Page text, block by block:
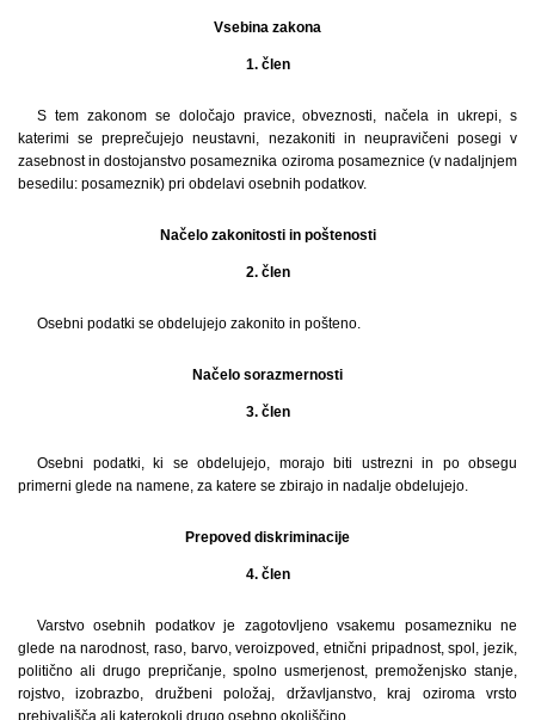
Vsebina zakona
1. člen
S tem zakonom se določajo pravice, obveznosti, načela in ukrepi, s
katerimi se preprečujejo neustavni, nezakoniti in neupravičeni posegi v
zasebnost in dostojanstvo posameznika oziroma posameznice (v nadaljnjem
besedilu: posameznik) pri obdelavi osebnih podatkov.
Načelo zakonitosti in poštenosti
2. člen
Osebni podatki se obdelujejo zakonito in pošteno.
Načelo sorazmernosti
3. člen
Osebni podatki, ki se obdelujejo, morajo biti ustrezni in po obsegu
primerni glede na namene, za katere se zbirajo in nadalje obdelujejo.
Prepoved diskriminacije
4. člen
Varstvo osebnih podatkov je zagotovljeno vsakemu posamezniku ne
glede na narodnost, raso, barvo, veroizpoved, etnični pripadnost, spol, jezik,
politično ali drugo prepričanje, spolno usmerjenost, premoženjsko stanje,
rojstvo, izobrazbo, družbeni položaj, državljanstvo, kraj oziroma vrsto
prebivališča ali katerokoli drugo osebno okoliščino.